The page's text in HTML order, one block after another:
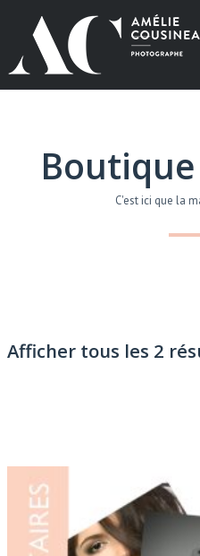
C'est ici que la
Afficher tous les 2